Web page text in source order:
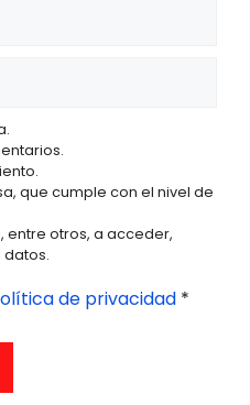
que cumple con el nivel de
entre otros, a acceder,
datos.
de privacidad *